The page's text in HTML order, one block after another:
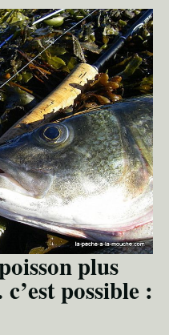
plus
possible :